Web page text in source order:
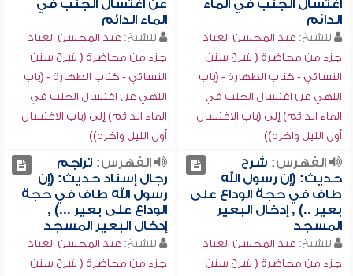
اغتسال الجنب في الماء
الدائم
للشيخ: عبد المحسن العباد
جزء من محاضرة ( شرح سنن
النسائي - كتاب الطهارة - (باب
النهي عن اغتسال الجنب في
الماء الدائم) إلى (باب الاغتسال
أول الليل وآخره))
عن اغتسال الجنب في
الماء الدائم
للشيخ: عبد المحسن العباد
جزء من محاضرة ( شرح سنن
النسائي - كتاب الطهارة - (باب
النهي عن اغتسال الجنب في
الماء الدائم) إلى (باب الاغتسال
أول الليل وآخره))
الفهرس: شرح
حديث: (إن رسول الله
طاف في حجة الوداع على
بعير ..) , إدخال البعير
المسجد
للشيخ: عبد المحسن العباد
جزء من محاضرة ( شرح سنن
الفهرس: تراجم
رجال إسناد حديث: (إن
رسول الله طاف في حجة
الوداع على بعير ...) ,
إدخال البعير المسجد
للشيخ: عبد المحسن العباد
جزء من محاضرة ( شرح سنن